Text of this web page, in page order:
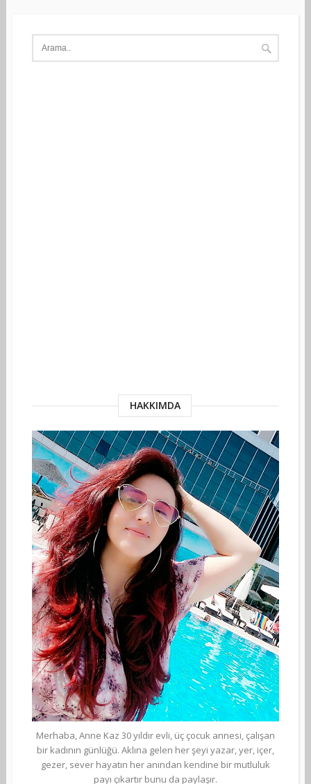
HAKKIMDA
Merhaba, Anne Kaz 30 yıldır evli, üç çocuk annesi, çalışan
bir kadının günlüğü. Aklına gelen her şeyi yazar, yer, içer,
gezer, sever hayatın her anından kendine bir mutluluk
payı çıkartır bunu da paylaşır.